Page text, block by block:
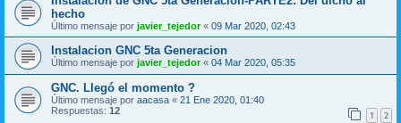
hecho
Último mensaje por javier_tejedor« 09 Mar 2020, 02:43
Instalacion GNC 5ta Generacion
Último mensaje por javier_tejedor« 04 Mar 2020, 05:35
GNC. Llegó el momento ?
Último mensaje por aacasa « 21 Ene 2020, 01:40
Respuestas: 12 1 2